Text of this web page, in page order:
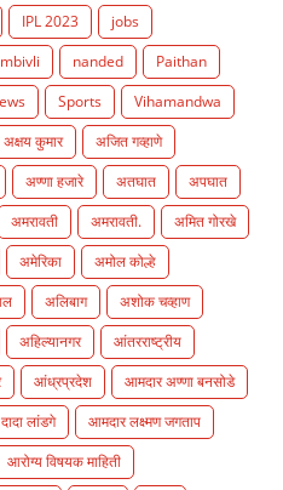
IPL 2023
jobs
nanded
Paithan
Sports
Vihamandwa
अक्षय कुमार
अजित गव्हाणे
अण्णा हजारे अतघात
अपघात
अमरावती अमरावती.
अमित गोरखे
अमेरिका
अमोल कोल्हे
अलिबाग
अशोक चव्हाण
अहिल्यानगर
आंतरराष्ट्रीय
आंध्रप्रदेश
आमदार अण्णा बनसोडे
लांडगे
आमदार लक्ष्मण जगताप
आरोग्य विषयक माहिती